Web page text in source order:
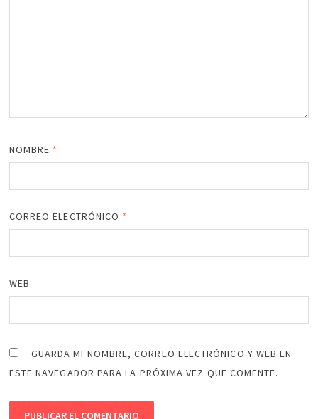
NOMBRE *
CORREO ELECTRÓNICO *
WEB
GUARDA MI NOMBRE, CORREO ELECTRÓNICO Y WEB EN
ESTE NAVEGADOR PARA LA PRÓXIMA VEZ QUE COMENTE.